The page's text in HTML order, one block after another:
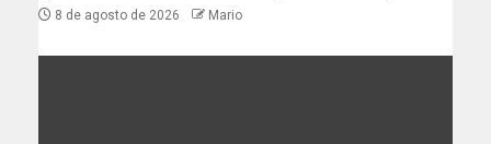
8 de agosto de 2026 Mario